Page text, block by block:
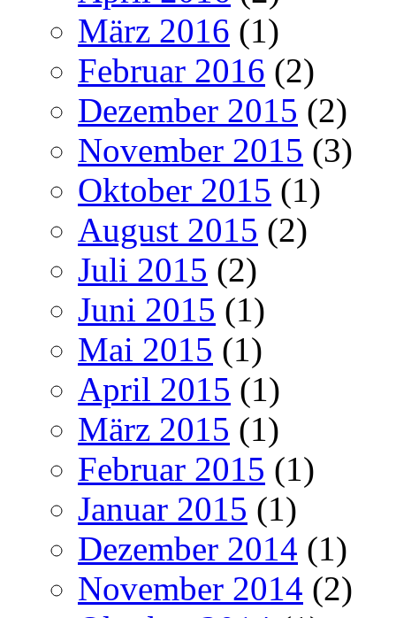
März 2016 (1)
Februar 2016 (2)
Dezember 2015 (2)
November 2015 (3)
Oktober 2015 (1)
August 2015 (2)
Juli 2015 (2)
Juni 2015 (1)
Mai 2015 (1)
April 2015 (1)
März 2015 (1)
Februar 2015 (1)
Januar 2015 (1)
Dezember 2014 (1)
November 2014 (2)